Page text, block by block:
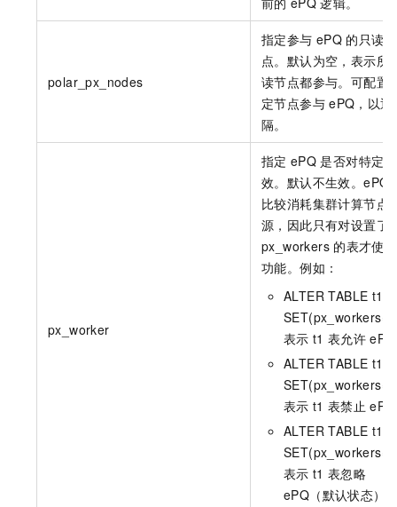
polar_px_nodes
指定参与 ePQ 的只读节
点。默认为空，表示所
读节点都参与。可配置
定节点参与 ePQ，以逗
隔。
px_worker
指定 ePQ 是否对特定
效。默认不生效。ePQ
比较消耗集群计算节点
源，因此只有对设置了
px_workers 的表才使
功能。例如：
ALTER TABLE t1
表示 t1 表允许
ALTER TABLE t1
表示 t1 表禁止
ALTER TABLE t1
表示 t1 表忽略
ePQ（默认状态）